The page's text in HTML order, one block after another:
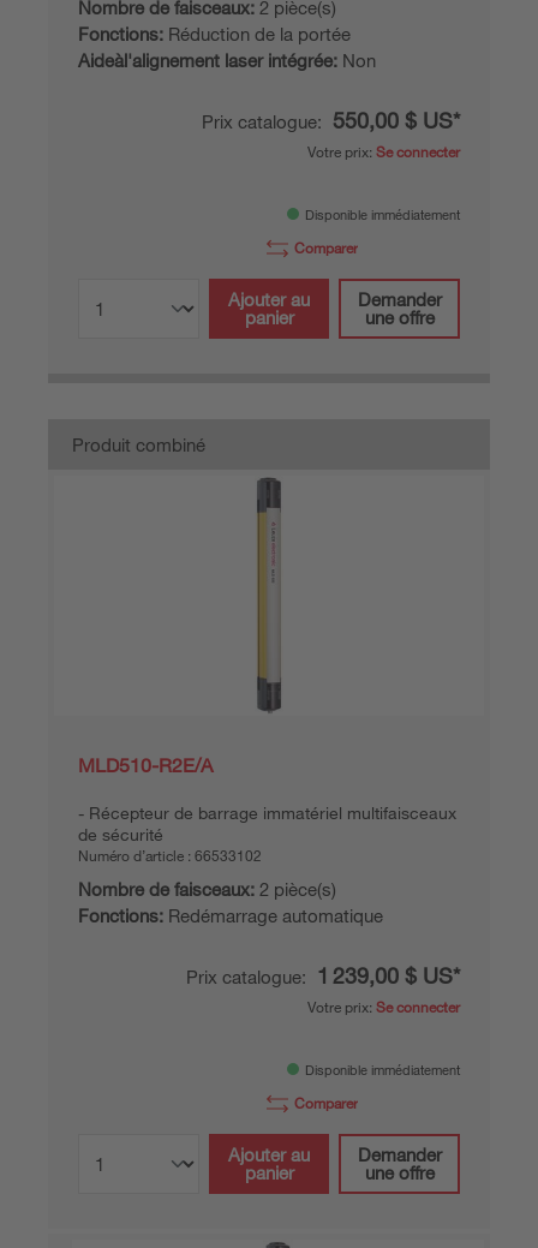
Nombre de faisceaux: 2 pièce(s)
Fonctions: Réduction de la portée
Aideàl'alignement laser intégrée: Non
Prix catalogue: 550,00 $ US*
Votre prix: Se connecter
Disponible immédiatement
Comparer
Ajouter au
panier
Demander
une offre
Produit combiné
MLD510-R2E/A
Récepteur de barrage immatériel multifaisceaux
de sécurité
Numéro d’article : 66533102
Nombre de faisceaux: 2 pièce(s)
Fonctions: Redémarrage automatique
Prix catalogue: 1 239,00 $ US*
Votre prix: Se connecter
Disponible immédiatement
Comparer
Ajouter au
panier
Demander
une offre